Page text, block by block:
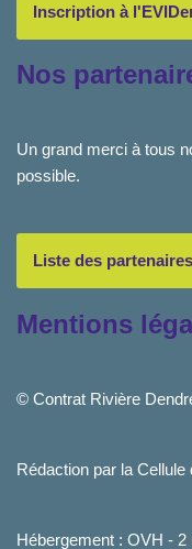
Inscription à
Nos
Un grand merci à tous
possible.
Liste des partenaires
Mentions
© Contrat Rivière
Rédaction par la
Hébergement : OVH -